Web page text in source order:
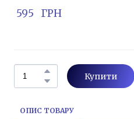
595   ГРН
Купити
ОПИС ТОВАРУ